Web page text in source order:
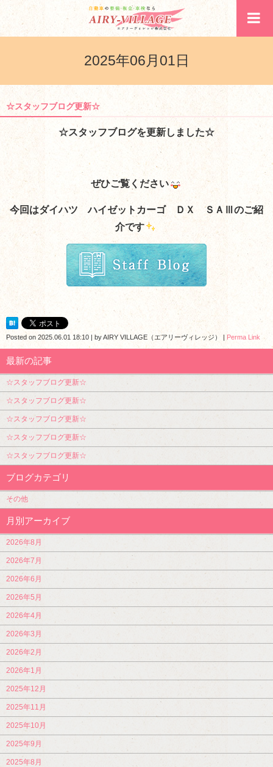
2025年06月01日
☆スタッフブログ更新☆
☆スタッフブログを更新しました☆
ぜひご覧ください
今回はダイハツ ハイゼットカーゴ ＤＸ ＳＡⅢ のご紹
介です
Posted on 2025.06.01 18:10 | byAIRY VILLAGE（エアリーヴィレッジ） | Perma Link
最新の記事
☆スタッフブログ更新☆
☆スタッフブログ更新☆
☆スタッフブログ更新☆
☆スタッフブログ更新☆
☆スタッフブログ更新☆
ブログカテゴリ
その他
月別アーカイブ
2026年8月
2026年7月
2026年6月
2026年5月
2026年4月
2026年3月
2026年2月
2026年1月
2025年12月
2025年11月
2025年10月
2025年9月
2025年8月